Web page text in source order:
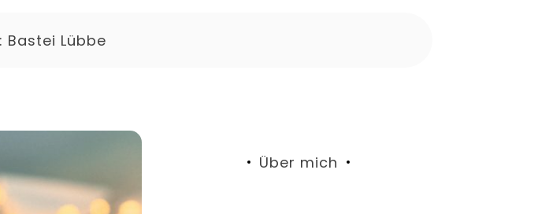
Bastei Lübbe
Über mich